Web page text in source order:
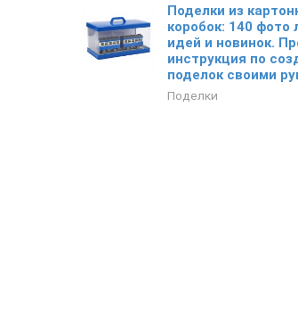
Поделки из
коробок: 140 фото
идей и новинок.
инструкция по
поделок своими
Поделки